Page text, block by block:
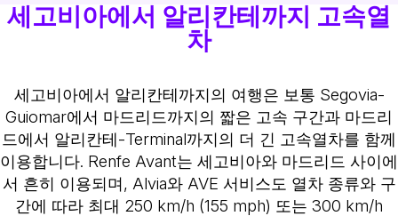
세고비아에서 알리칸테까지 고속열
차
세고비아에서 알리칸테까지의 여행은 보통 Segovia-
Guiomar에서 마드리드까지의 짧은 고속 구간과 마드리
드에서 알리칸테-Terminal까지의 더 긴 고속열차를 함께
이용합니다. Renfe Avant는 세고비아와 마드리드 사이에
서 흔히 이용되며, Alvia와 AVE 서비스도 열차 종류와 구
간에 따라 최대 250 km/h (155 mph) 또는 300 km/h